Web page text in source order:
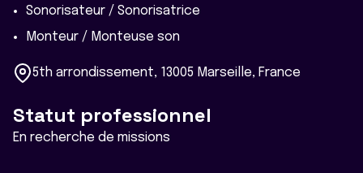
Sonorisateur / Sonorisatrice
Monteur / Monteuse son
5th arrondissement, 13005 Marseille, France
Statut professionnel
En recherche de missions